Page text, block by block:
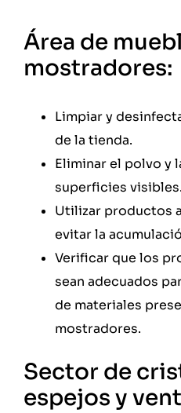
Área de
mostradores:
Limpiar y
de la tienda.
Eliminar el polvo y
superficies visibles.
Utilizar productos
evitar la
Verificar que los
sean adecuados
de materiales
mostradores.
Sector de
espejos y